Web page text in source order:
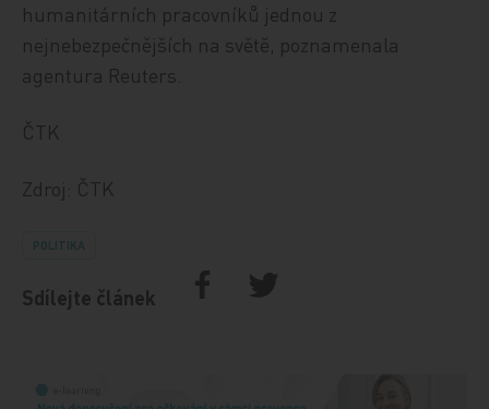
humanitárních pracovníků jednou z
nejnebezpečnějších na světě, poznamenala
agentura Reuters.
ČTK
Zdroj: ČTK
POLITIKA
Sdílejte článek